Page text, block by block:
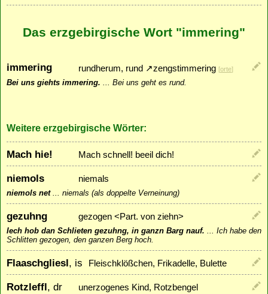
Das erzgebirgische Wort "immering"
immering rundherum, rund ↗zengstimmering [orte]
Bei uns giehts immering. ... Bei uns geht es rund.
Weitere erzgebirgische Wörter:
Mach hie! Mach schnell! beeil dich!
niemols niemals
niemols net... niemals (als doppelte Verneinung)
gezuhng gezogen <Part. von ziehn>
Iech hob dan Schlieten gezuhng, in ganzn Barg nauf. ... Ich habe den
Schlitten gezogen, den ganzen Berg hoch.
Flaaschgliesl, is Fleischklößchen, Frikadelle, Bulette
Rotzleffl, dr unerzogenes Kind, Rotzbengel